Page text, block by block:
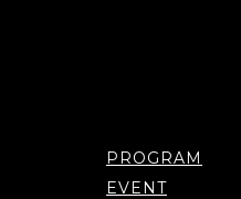
PROGRAM
EVENT